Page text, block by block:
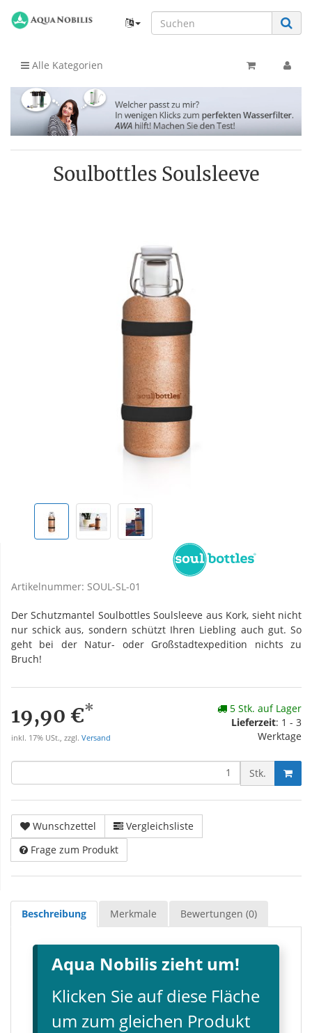
Alle Kategorien
Soulbottles Soulsleeve
Artikelnummer: SOUL-SL-01
Der Schutzmantel Soulbottles Soulsleeve aus Kork, sieht nicht
nur schick aus, sondern schützt Ihren Liebling auch gut. So
geht bei der Natur- oder Großstadtexpedition nichts zu
Bruch!
19,90 €*
inkl. 17% USt., zzgl. Versand
5 Stk. auf Lager
Lieferzeit: 1 - 3
Werktage
Stk.
Wunschzettel
Vergleichsliste
Frage zum Produkt
Beschreibung Merkmale Bewertungen (0)
Aqua Nobilis zieht um!
Klicken Sie auf diese Fläche
um zum gleichen Produkt